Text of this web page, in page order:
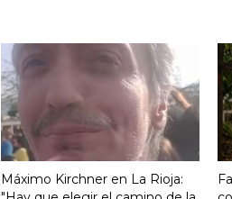
Máximo Kirchner en La Rioja: